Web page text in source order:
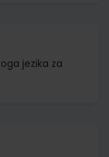
jezika za